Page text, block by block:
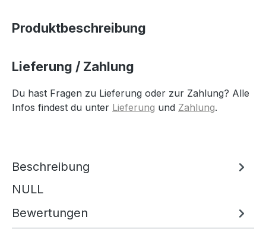
Produktbeschreibung
Lieferung / Zahlung
Du hast Fragen zu Lieferung oder zur Zahlung? Alle
Infos findest du unter Lieferung und Zahlung.
Beschreibung
NULL
Bewertungen